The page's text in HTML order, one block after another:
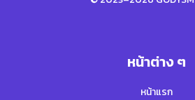
หน้าต่าง ๆ
หน้าแรก